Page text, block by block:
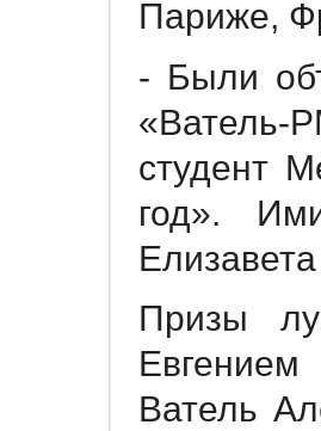
Париже,
- Были
«Ватель-
студент
год».
Призы
Ватель